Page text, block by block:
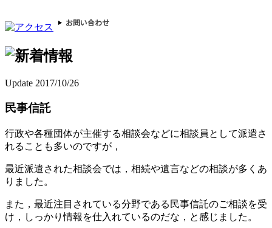
Update 2017/10/26
民事信託
行政や各種団体が主催する相談会などに相談員として派遣さ
れることも多いのですが，
最近派遣された相談会では，相続や遺言などの相談が多くあ
りました。
また，最近注目されている分野である民事信託のご相談を受
け，しっかり情報を仕入れているのだな，と感じました。